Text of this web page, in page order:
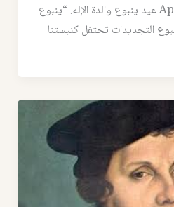
April 29, 2022, 2:43 am عيد ينبوع والدة الإله. “ينبوع
التجديدات تحتفل كنيستنا